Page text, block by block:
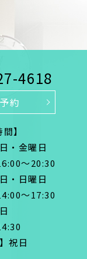
4618
約
】
・金曜日
～20:30
・日曜日
～17:30
祝日